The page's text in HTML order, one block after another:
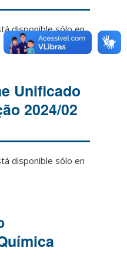
disponible sólo en
Unificado
2024/02
disponible sólo en